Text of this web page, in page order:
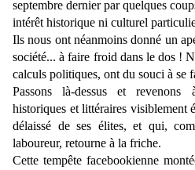
septembre dernier par quelques
intérêt historique ni culturel
Ils nous ont néanmoins donné un
société... à faire froid dans le dos !
calculs politiques, ont du souci à se
Passons là-dessus et revenons
historiques et littéraires visiblement
délaissé de ses élites, et qui,
laboureur, retourne à la friche.
Cette tempête facebookienne